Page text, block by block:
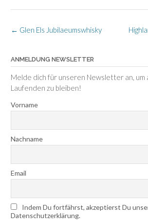
Post
← Glen Els Jubilaeumswhisky
ANMELDUNG NEWSLETTER
Melde dich für unseren Newsletter an, um
Laufenden zu bleiben!
Vorname
Nachname
Email
Indem Du fortfährst, akzeptierst Du
Datenschutzerklärung.